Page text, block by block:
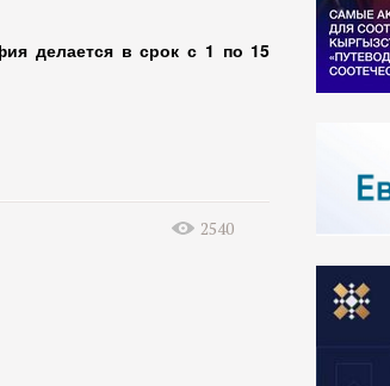
делается в срок с 1 по 15
2540